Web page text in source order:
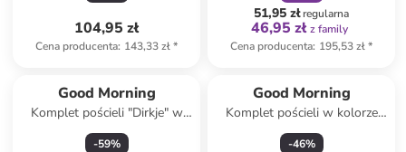
104,95 zł
Cena producenta: 143,33 zł*
51,95 złregularna
46,95 zł z family
Cena producenta: 195,53 zł*
Good Morning
Komplet pościeli "Dirkje" w
kolorze zielonym
-59%
Good Morning
Komplet pościeli w kolorze
jasnoróżowym
-46%